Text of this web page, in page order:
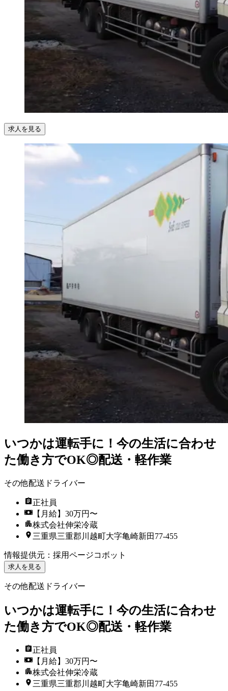
求人を見る
いつかは運転手に！今の生活に合わせ
た働き方でOK◎配送・軽作業
その他配送ドライバー
正社員
【月給】30万円〜
株式会社伸栄冷蔵
三重県三重郡川越町大字亀崎新田77-455
情報提供元 ： 採用ページコボット
求人を見る
その他配送ドライバー
いつかは運転手に！今の生活に合わせ
た働き方でOK◎配送・軽作業
正社員
【月給】30万円〜
株式会社伸栄冷蔵
三重県三重郡川越町大字亀崎新田77-455